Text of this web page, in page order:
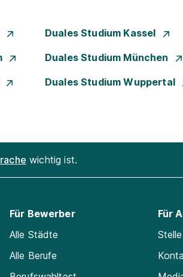
Duales Studium Kassel
Duales Studium München
Duales Studium Wuppertal
wichtig ist.
Für Bewerber
Alle Städte
Alle Berufe
Für